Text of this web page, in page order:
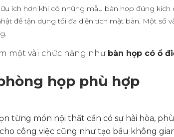
ích hơn khi có những mẫu bàn họp đúng kích
để tận dụng tối đa diện tích mặt bàn. Một số
một vài chức năng như bàn họp có ổ
họp phù hợp
từng món nội thất cần có sự hài hòa,
công việc cũng như tạo bầu không